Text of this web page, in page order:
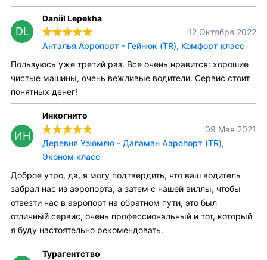
DL
Daniil Lepekha
12 Октября 2022
Анталья Аэропорт - Гейнюк (TR), Комфорт класс
Пользуюсь уже третий раз. Все очень нравится: хорошие
чистые машины, очень вежливые водители. Сервис стоит
понятных денег!
ИН
Инкогнито
09 Мая 2021
Деревня Узюмлю - Даламан Аэропорт (TR),
Эконом класс
Доброе утро, да, я могу подтвердить, что ваш водитель
забрал нас из аэропорта, а затем с нашей виллы, чтобы
отвезти нас в аэропорт на обратном пути, это был
отличный сервис, очень профессиональный и тот, который
я буду настоятельно рекомендовать.
Турагентство